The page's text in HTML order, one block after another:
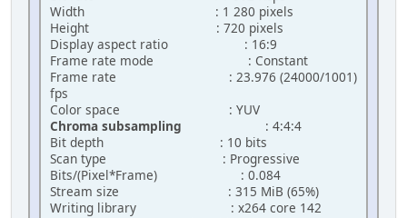
Width : 1 280 pixels
Height : 720 pixels
Display aspect ratio : 16:9
Frame rate mode : Constant
Frame rate : 23.976 (24000/1001)
fps
Color space : YUV
Chroma subsampling : 4:4:4
Bit depth : 10 bits
Scan type : Progressive
Bits/(Pixel*Frame) : 0.084
Stream size : 315 MiB (65%)
Writing library : x264 core 142